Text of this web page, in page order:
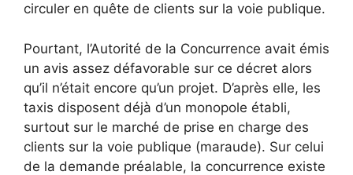
circuler en quête de clients sur la voie publique.
Pourtant, l’Autorité de la Concurrence avait émis
un avis assez défavorable sur ce décret alors
qu’il n’était encore qu’un projet. D’après elle, les
taxis disposent déjà d’un monopole établi,
surtout sur le marché de prise en charge des
clients sur la voie publique (maraude). Sur celui
de la demande préalable, la concurrence existe